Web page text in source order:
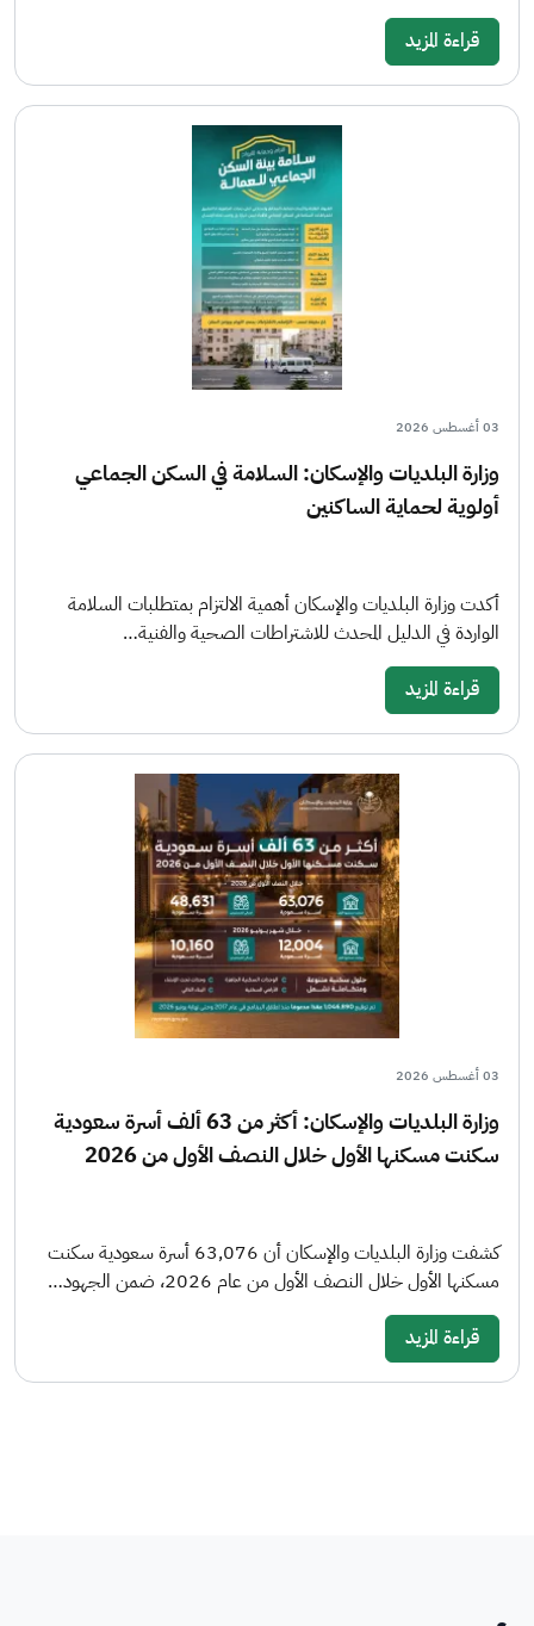
قراءة المزيد
03 أغسطس 2026
وزارة البلديات والإسكان: السلامة في السكن الجماعي
أولوية لحماية الساكنين
أكدت وزارة البلديات والإسكان أهمية الالتزام بمتطلبات السلامة
الواردة في الدليل المحدث للاشتراطات الصحية والفنية…
قراءة المزيد
03 أغسطس 2026
وزارة البلديات والإسكان: أكثر من 63 ألف أسرة سعودية
سكنت مسكنها الأول خلال النصف الأول من 2026
كشفت وزارة البلديات والإسكان أن 63,076 أسرة سعودية سكنت
مسكنها الأول خلال النصف الأول من عام 2026، ضمن الجهود…
قراءة المزيد